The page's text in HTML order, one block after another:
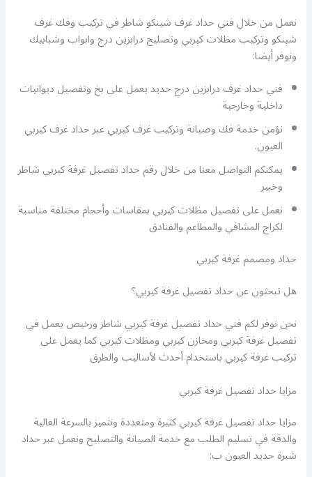
نعمل من خلال فني حداد غرف شينكو شاطر في تركيب وفك غرف
شينكو وتركيب مظلات كيربي وتصليح درابزين درج وابواب وشبابيك
ونوفر أيضا:
فني حداد غرف درابزين درج حديد يعمل على بخ وتفصيل ديوانيات
داخلية وخارجية
نؤمن خدمة فك وصيانة وتركيب غرف كيربي عبر حداد غرف كيربي
العيون.
يمكنكم التواصل معنا من خلال رقم حداد تفصيل غرفة كيربي شاطر
وخبير
نعمل على تفصيل مظلات كيربي بمقاسات وأحجام مختلفة مناسبة
لكراج المشافي والمطاعم والفنادق
حداد ومصمم غرفة كيربي
هل تبحثون عن حداد تفصيل غرفة كيربي؟
نحن نوفر لكم فني حداد تفصيل غرفة كيربي شاطر ورخيص يعمل في
تفصيل غرفة كيربي ومخازن كيربي ومظلات كيربي كما يعمل على
تركيب غرفة كيربي باستخدام أحدث لأساليب والطرق
مزايا حداد تفصيل غرفة كيربي
مزايا حداد تفصيل غرفة كيربي كثيرة ومتعددة ونتميز بالسرعة العالية
والدقة في تسليم الطلب مع خدمة الصيانة والتصليح ونعمل عبر حداد
شبرة حديد العيون ب: